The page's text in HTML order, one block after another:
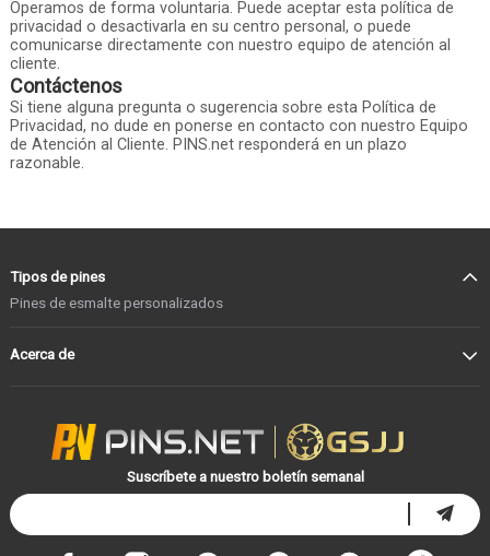
Operamos de forma voluntaria. Puede aceptar esta política de
privacidad o desactivarla en su centro personal, o puede
comunicarse directamente con nuestro equipo de atención al
cliente.
Contáctenos
Si tiene alguna pregunta o sugerencia sobre esta Política de
Privacidad, no dude en ponerse en contacto con nuestro Equipo
de Atención al Cliente. PINS.net responderá en un plazo
razonable.
Tipos de pines
Pines de esmalte personalizados
Acerca de
Suscríbete a nuestro boletín semanal